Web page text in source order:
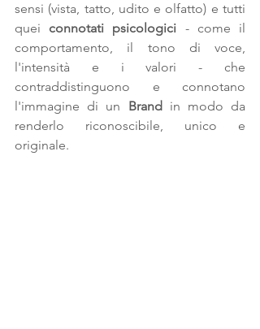
sensi (vista, tatto, udito e olfatto) e tutti
quei connotati psicologici - come il
comportamento, il tono di voce,
l'intensità e i valori - che
contraddistinguono e connotano
l'immagine di un Brand in modo da
renderlo riconoscibile, unico e
originale.